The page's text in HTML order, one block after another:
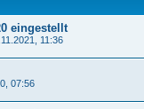
eingestellt
11:36
07:56